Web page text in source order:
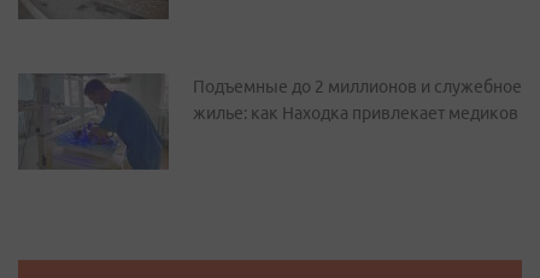
Подъемные до 2 миллионов и служебное
жилье: как Находка привлекает медиков